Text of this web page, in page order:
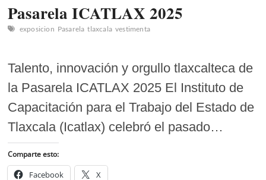
Pasarela ICATLAX 2025
exposicion Pasarela tlaxcala vestimenta
Talento, innovación y orgullo tlaxcalteca de
la Pasarela ICATLAX 2025 El Instituto de
Capacitación para el Trabajo del Estado de
Tlaxcala (Icatlax) celebró el pasado…
Comparte esto:
Facebook X